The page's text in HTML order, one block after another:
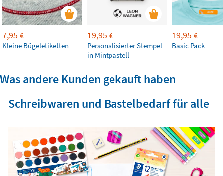
7,95 €
Kleine Bügeletiketten
19,95 €
Personalisierter Stempel
in Mintpastell
19,95 €
Basic Pack
Was andere Kunden gekauft haben
Schreibwaren und Bastelbedarf für alle